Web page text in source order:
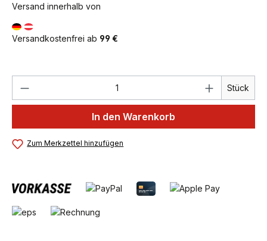
Versand innerhalb von
Versandkostenfrei ab 99 €
Produkt Anzahl: Gib den Stück
In den Warenkorb
Zum Merkzettel hinzufügen